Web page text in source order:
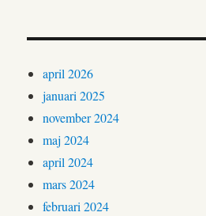
april 2026
januari 2025
november 2024
maj 2024
april 2024
mars 2024
februari 2024